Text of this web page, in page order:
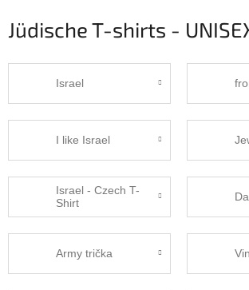
Jüdische T-shirts -
Israel
I like Israel
Israel - Czech T-
Shirt
Army trička